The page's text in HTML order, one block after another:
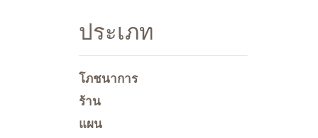
ประเภท
โภชนาการ
ร้าน
แผน